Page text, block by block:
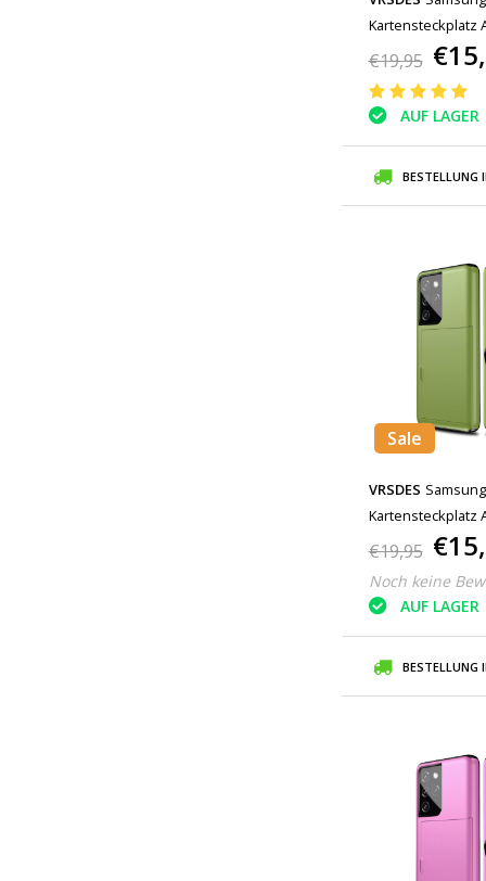
Kartensteckplatz
Red
€19,95
AUF LAGER
BESTELLUNG
Sale
VRSDES
Kartensteckplatz
Green
€19,95
Noch keine
AUF LAGER
BESTELLUNG